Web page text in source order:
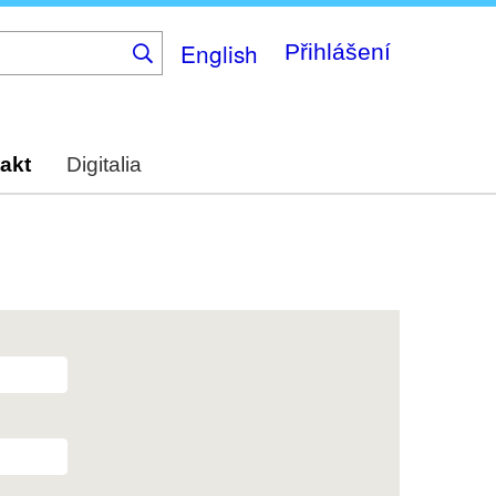
English Přihlášení
Digitalia